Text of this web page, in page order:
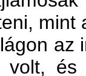
az
volt,